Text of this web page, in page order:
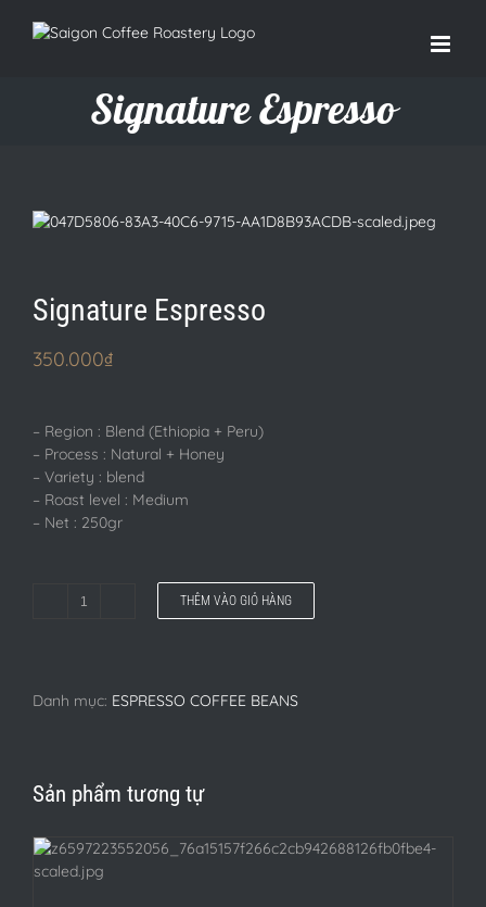
Signature Espresso
Signature Espresso
350.000₫
– Region : Blend (Ethiopia + Peru)
– Process : Natural + Honey
– Variety : blend
– Roast level : Medium
– Net : 250gr
Signature
THÊM VÀO GIỎ HÀNG
Danh mục: ESPRESSO COFFEE BEANS
Sản phẩm tương tự